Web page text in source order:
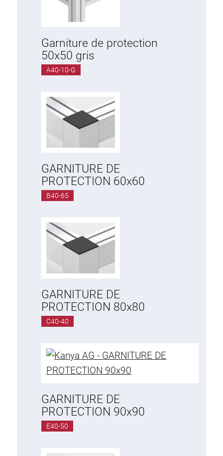
Garniture de protection
50x50 gris
A40-10-G
GARNITURE DE
PROTECTION 60x60
B40-65
GARNITURE DE
PROTECTION 80x80
C40-40
GARNITURE DE
PROTECTION 90x90
E40-50